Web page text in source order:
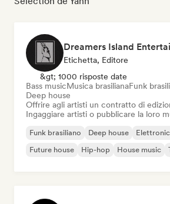
Dreamers Island
Etichetta, Editore
&gt; 1000 risposte date
Bass musicMusica brasilianaFunk
Deep house
Offrire agli artisti un contratto di
Ingaggiare artisti o pubblicare la loro
Funk brasiliano Deep house
Future house
Hip-hop House music